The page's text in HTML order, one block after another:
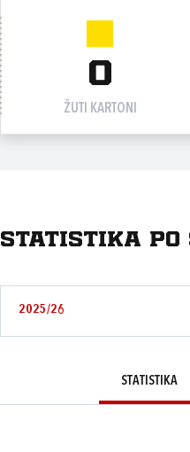
0
ŽUTI KARTONI
Statistika po
2025/26
STATISTIKA